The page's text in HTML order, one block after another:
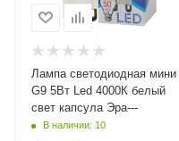
Лампа светодиодная мини
G9 5Вт Led 4000К белый
свет капсула Эра---
В наличии: 10